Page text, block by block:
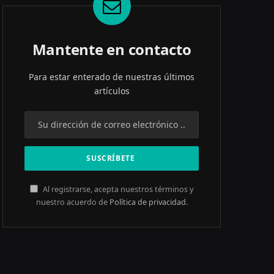
Mantente en contacto
Para estar enterado de nuestras últimos
artículos
Al registrarse, acepta nuestros términos y
nuestro acuerdo de Política de privacidad.